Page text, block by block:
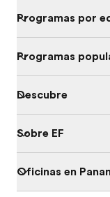
Programas por
Programas
Descubre
Sobre EF
Oficinas en